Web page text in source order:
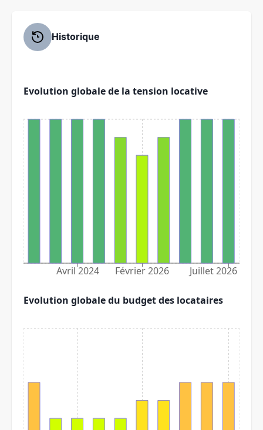
Historique
Evolution globale de la tension locative
Avril 2024 Février 2026 Juillet 2026
Evolution globale du budget des locataires